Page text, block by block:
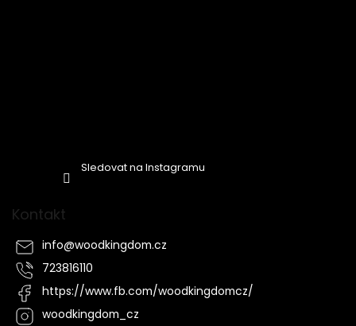
Sledovat na Instagramu
Kontakt
info@woodkingdom.cz
723816110
https://www.fb.com/woodkingdomcz/
woodkingdom_cz